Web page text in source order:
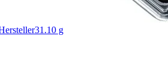
31.10 g